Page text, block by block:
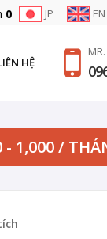
0 JP EN
HỆ
- 1,000 /